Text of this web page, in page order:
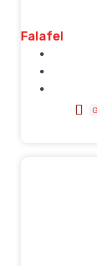
Falafel